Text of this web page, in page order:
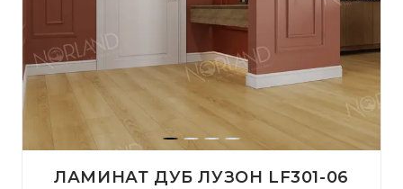
ЛАМИНАТ ДУБ ЛУЗОН LF301-06